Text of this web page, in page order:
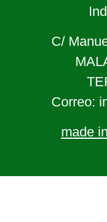
C/
Correo:
made